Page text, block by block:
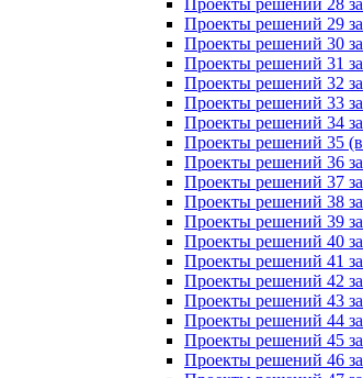
Проекты решений 28
Проекты решений 29
Проекты решений 30
Проекты решений 31
Проекты решений 32
Проекты решений 33
Проекты решений 34
Проекты решений 35
Проекты решений 36
Проекты решений 37
Проекты решений 38
Проекты решений 39
Проекты решений 40
Проекты решений 41
Проекты решений 42
Проекты решений 43
Проекты решений 44
Проекты решений 45
Проекты решений 46